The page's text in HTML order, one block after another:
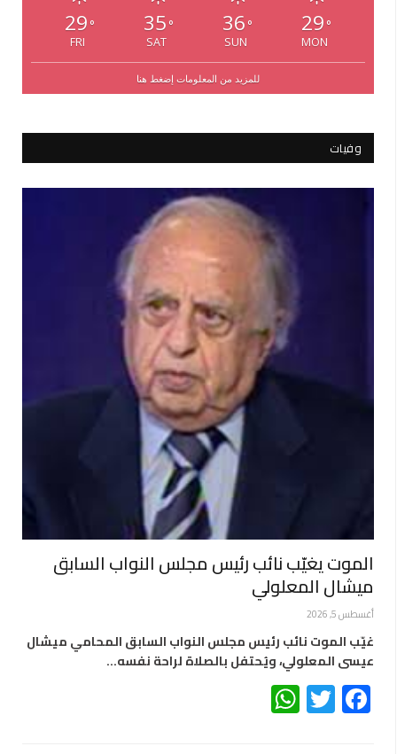
29 °
FRI
35 °
SAT
36 °
SUN
29 °
MON
للمزيد من المعلومات إضغط هنا
وفيات
الموت يغيّب نائب رئيس مجلس النواب السابق
ميشال المعلولي
أغسطس 5, 2026
غيّب الموت نائب رئيس مجلس النواب السابق المحامي ميشال
عيسى المعلولي، ويُحتفل بالصلاة لراحة نفسه…
Facebook
Twitter